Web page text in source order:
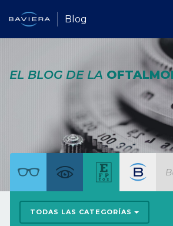
Blog
EL BLOG DE LA
TODAS LAS CATEGORÍAS